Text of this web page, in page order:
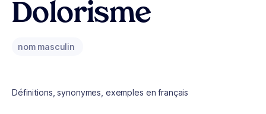
Dolorisme
nom masculin
Définitions, synonymes, exemples en français